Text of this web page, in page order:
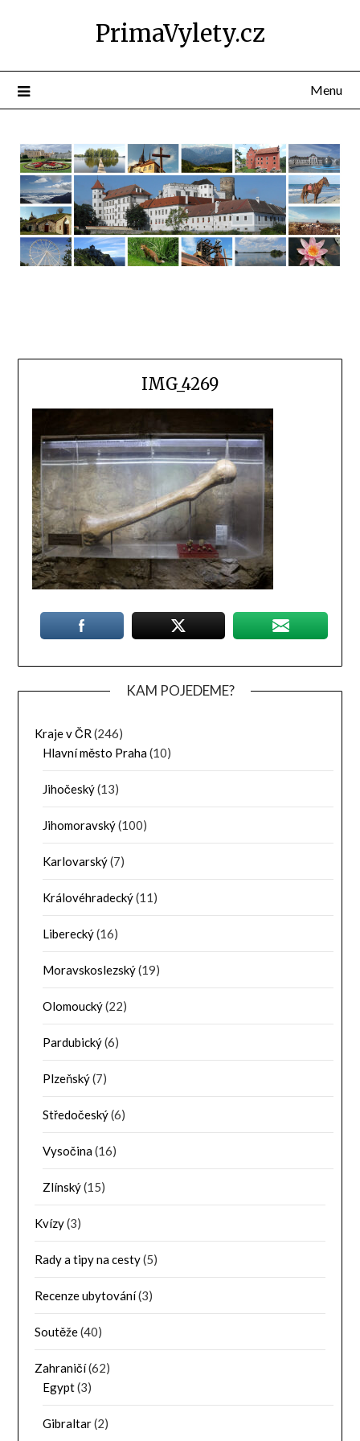
PrimaVylety.cz
Menu
IMG_4269
KAM POJEDEME?
Kraje v ČR (246)
Hlavní město Praha(10)
Jihočeský(13)
Jihomoravský(100)
Karlovarský(7)
Královéhradecký(11)
Liberecký(16)
Moravskoslezský(19)
Olomoucký(22)
Pardubický(6)
Plzeňský(7)
Středočeský(6)
Vysočina(16)
Zlínský(15)
Kvízy(3)
Rady a tipy na cesty(5)
Recenze ubytování(3)
Soutěže(40)
Zahraničí(62)
Egypt(3)
Gibraltar(2)